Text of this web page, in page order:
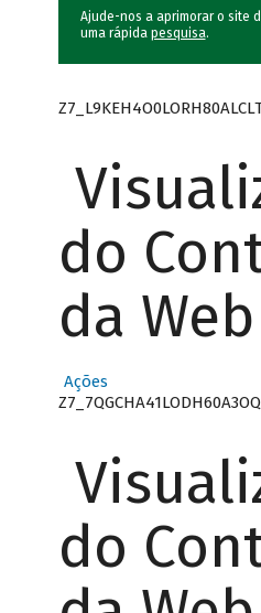
Ajude-nos a aprimorar o site
uma rápida pesquisa.
do
da Web
Ações
do